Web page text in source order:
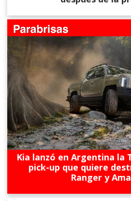
Kia lanzó en Argentina la
pick-up que quiere
Ranger y